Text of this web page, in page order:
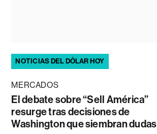
NOTICIAS DEL DÓLAR HOY
MERCADOS
El debate sobre “Sell América”
resurge tras decisiones de
Washington que siembran dudas